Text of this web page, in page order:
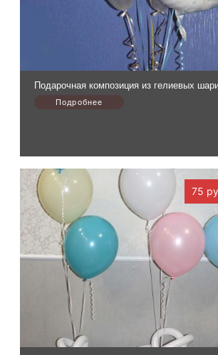
Подарочная композиция из гелиевых
75